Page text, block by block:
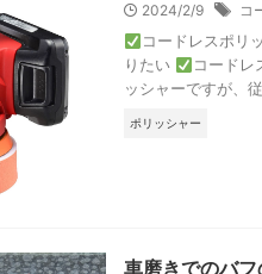
2024/2/9 コ
コードレスポリ
りたい
コードレ
ッシャーですが、
ポリッシャー
車磨きでのバフ